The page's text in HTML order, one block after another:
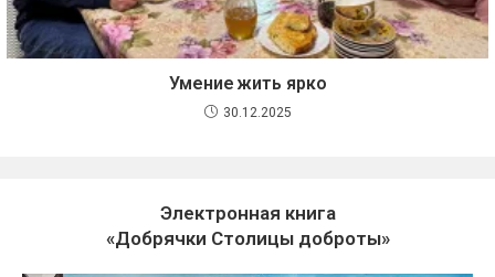
Умение жить ярко
30.12.2025
Электронная книга
«Добрячки Столицы доброты»